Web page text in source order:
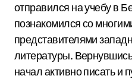
отправился на учебу в
познакомился со
представителями
литературы.
начал активно писать и